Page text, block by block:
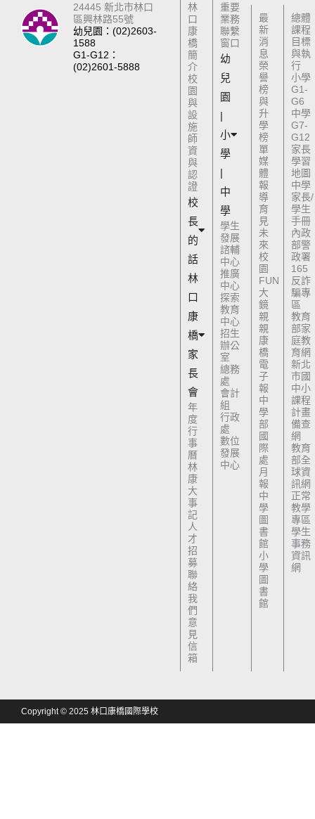
24445 新北市林口
區興林路55號
幼兒園：(02)2603-
1588
G1-G12：
(02)2601-5888
林
口
康
橋
簡
介
校
園
與
設
施
師
資
與
認
證
校
長
的
話
林
口
康
橋
家
長
會
年
度
行
事
曆
林
康
大
事
記
人
才
招
募
聯
絡
我
們
意
見
信
箱
重要
業務
聯繫
窗口
幼
兒
園
|
小
學
|
中
學
學生
發展
諮輔
中心
推廣
中心
探索
教育
中心
招生
辦公
室
總務
處
會計
組
行政
處
數位
發展
中心
最
新
消
息
榮
譽
榜
與
升
學
榜
單
媒
體
報
導
育
見
未
來
校
園
FUN
大
鏡
親
親
康
橋
電
子
報
中
學
部
國
際
處
月
報
中
學
圖
書
館
小
學
圖
書
館
總體
課程
目標
與執
行
小學
G1-
G6
中學
G7-
G12
家長
學習
地圖
中學
家長/
學生
手冊
內政
部警
政署
165
反詐
騙專
區
教育
部家
庭教
育網
新北
市國
中小
課程
計畫
備查
網
教育
部全
球資
訊網
正常
教學
專區
學生
事務
資訊
網
Copyright © 2025 林口康橋國際學校